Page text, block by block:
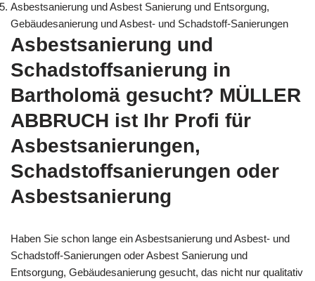
Asbestsanierung und Asbest Sanierung und Entsorgung,
Gebäudesanierung und Asbest- und Schadstoff-Sanierungen
Asbestsanierung und
Schadstoffsanierung in
Bartholomä gesucht? MÜLLER
ABBRUCH ist Ihr Profi für
Asbestsanierungen,
Schadstoffsanierungen oder
Asbestsanierung
Haben Sie schon lange ein Asbestsanierung und Asbest- und
Schadstoff-Sanierungen oder Asbest Sanierung und
Entsorgung, Gebäudesanierung gesucht, das nicht nur qualitativ